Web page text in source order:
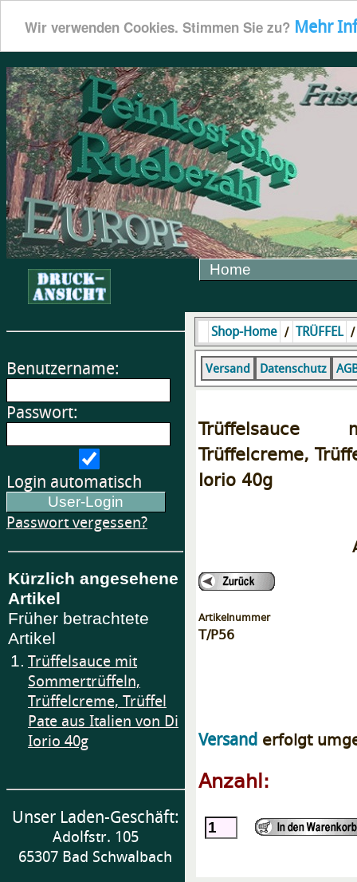
Wir verwenden Cookies. Stimmen Sie zu? Mehr
Home
Benutzername:
Passwort:
Login automatisch
Passwort vergessen?
Kürzlich angesehene
Artikel
Früher betrachtete
Artikel
1. Trüffelsauce mit
Sommertrüffeln,
Trüffelcreme, Trüffel
Pate aus Italien von Di
Iorio 40g
Unser Laden-Geschäft:
Adolfstr. 105
65307 Bad Schwalbach
Shop-Home / TRÜFFEL
Versand Datenschutz
Trüffelsauce
Trüffelcreme,
Iorio 40g
Artikelnummer
T/P56
Versand erfolgt
Anzahl: